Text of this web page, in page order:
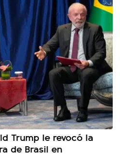
Trump le revocó la
de Brasil en